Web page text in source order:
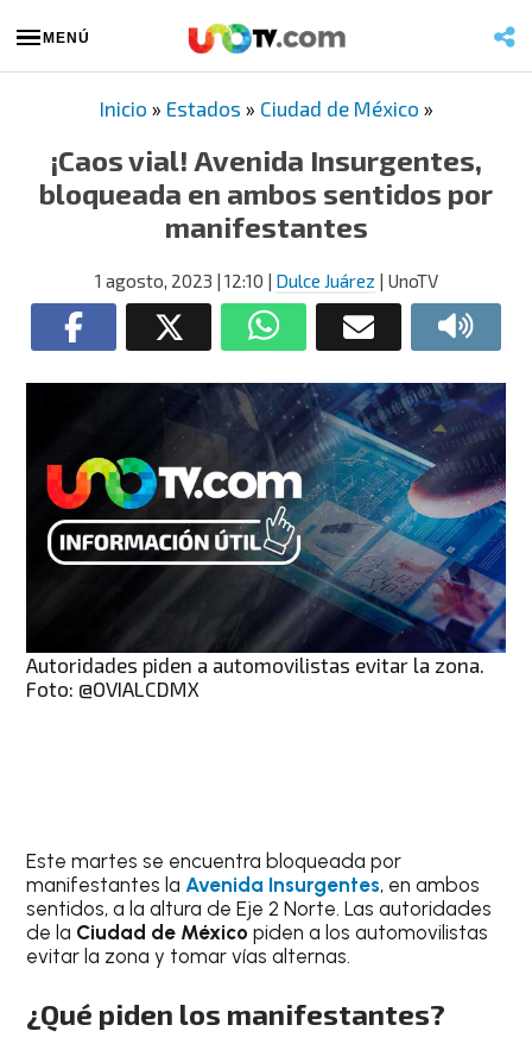
MENÚ
Inicio » Estados » Ciudad de México »
¡Caos vial! Avenida Insurgentes,
bloqueada en ambos sentidos por
manifestantes
1 agosto, 2023 | 12:10 | Dulce Juárez | UnoTV
Autoridades piden a automovilistas evitar la zona.
Foto: @OVIALCDMX
Este martes se encuentra bloqueada por
manifestantes la Avenida Insurgentes, en ambos
sentidos, a la altura de Eje 2 Norte. Las autoridades
de la Ciudad de México piden a los automovilistas
evitar la zona y tomar vías alternas.
¿Qué piden los manifestantes?